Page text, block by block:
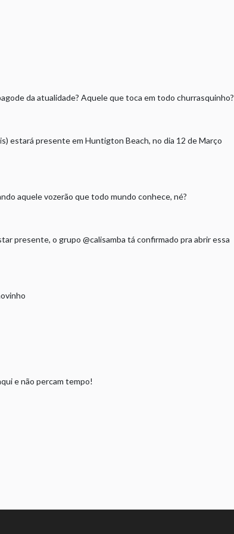
da atualidade? Aquele que toca em todo churrasquinho?
estará presente em Huntigton Beach, no dia 12 de Março
aquele vozerão que todo mundo conhece, né?
presente, o grupo @calisamba tá confirmado pra abrir essa
e não percam tempo!